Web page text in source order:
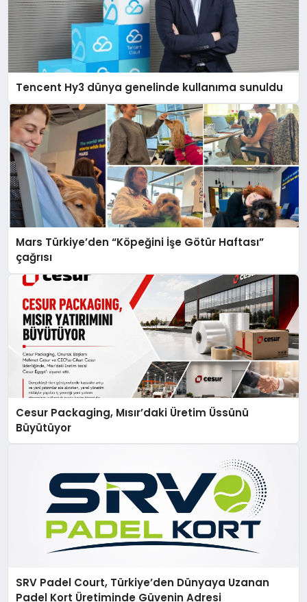
Tencent Hy3 dünya genelinde kullanıma sunuldu
Mars Türkiye’den “Köpeğini İşe Götür Haftası”
çağrısı
Cesur Packaging, Mısır’daki Üretim Üssünü
Büyütüyor
SRV Padel Court, Türkiye’den Dünyaya Uzanan
Padel Kort Üretiminde Güvenin Adresi